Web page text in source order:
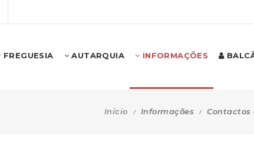
FREGUESIA AUTARQUIA INFORMAÇÕES
Início Informações Contactos